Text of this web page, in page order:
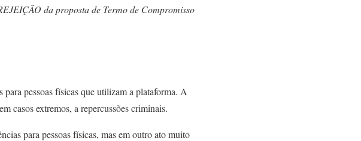
da proposta de Termo de Compromisso
pessoas físicas que utilizam a plataforma. A
casos extremos, a repercussões criminais.
para pessoas físicas, mas em outro ato muito